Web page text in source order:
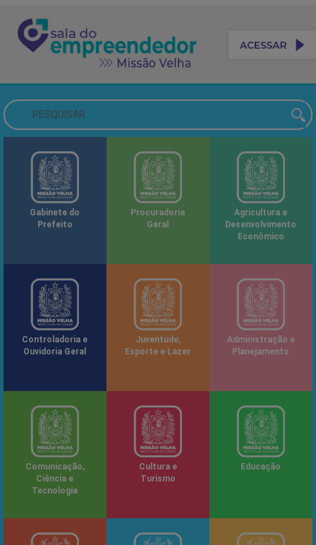
Gabinete do
Prefeito
Procuradoria
Geral
Agricultura e
Desenvolvimento
Econômico
Controladoria e
Ouvidoria Geral
Juventude,
Esporte e Lazer
Administração e
Planejamento
Comunicação,
Ciência e
Tecnologia
Cultura e
Turismo
Educação